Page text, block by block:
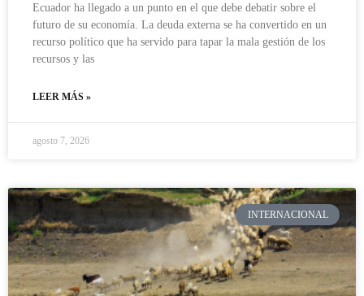
Ecuador ha llegado a un punto en el que debe debatir sobre el
futuro de su economía. La deuda externa se ha convertido en un
recurso político que ha servido para tapar la mala gestión de los
recursos y las
LEER MÁS »
agosto 7, 2026
INTERNACIONAL